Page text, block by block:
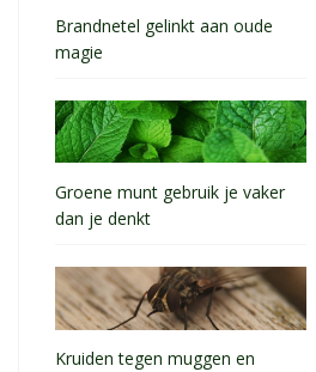
Brandnetel gelinkt aan oude
magie
Groene munt gebruik je vaker
dan je denkt
Kruiden tegen muggen en